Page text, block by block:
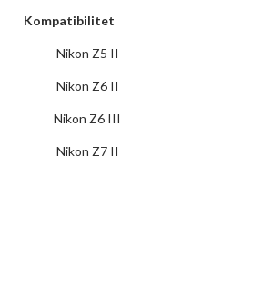
Kompatibilitet
Nikon Z5 II
Nikon Z6 II
Nikon Z6 III
Nikon Z7 II